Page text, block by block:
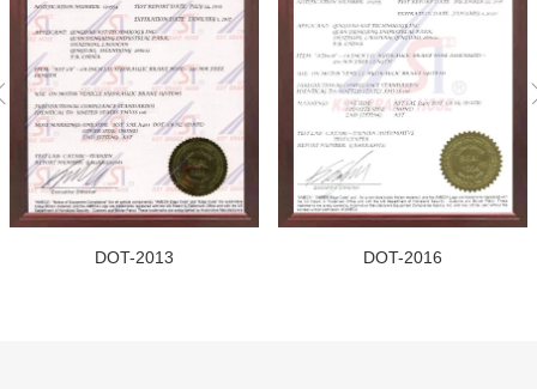
DOT-2013 DOT-2016